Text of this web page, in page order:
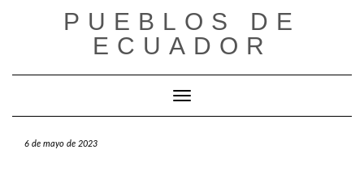
PUEBLOS DE
ECUADOR
Cambiar modo de navegación
6 de mayo de 2023